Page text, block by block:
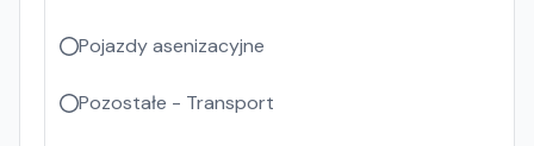
Pojazdy asenizacyjne
Pozostałe - Transport